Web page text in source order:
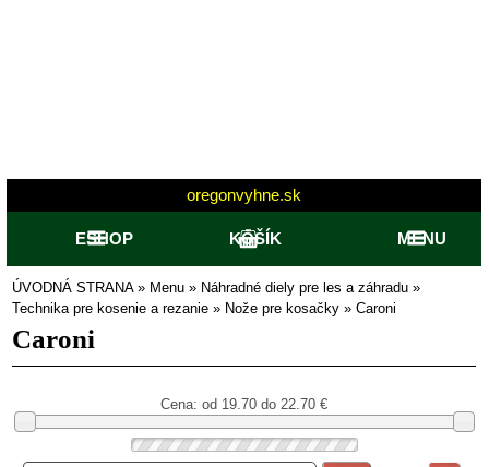
oregonvyhne.sk
ESHOP KOŠÍK MENU
ÚVODNÁ STRANA» Menu » Náhradné diely pre les a záhradu »
Technika pre kosenie a rezanie » Nože pre kosačky » Caroni
Caroni
Cena: od 19.70 do 22.70€